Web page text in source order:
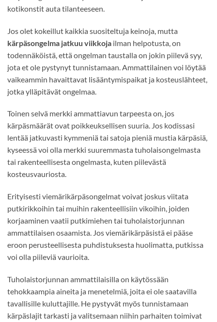
kotikonstit auta tilanteeseen.
Jos olet kokeillut kaikkia suositeltuja keinoja, mutta
kärpäsongelma jatkuu viikkoja ilman helpotusta, on
todennäköistä, että ongelman taustalla on jokin piilevä syy,
jota et ole pystynyt tunnistamaan. Ammattilainen voi löytää
vaikeammin havaittavat lisääntymispaikat ja kosteuslähteet,
jotka ylläpitävät ongelmaa.
Toinen selvä merkki ammattiavun tarpeesta on, jos
kärpäsmäärät ovat poikkeuksellisen suuria. Jos kodissasi
lentää jatkuvasti kymmeniä tai satoja pieniä mustia kärpäsiä,
kyseessä voi olla merkki suuremmasta tuholaisongelmasta
tai rakenteellisesta ongelmasta, kuten piilevästä
kosteusvauriosta.
Erityisesti viemärikärpäsongelmat voivat joskus viitata
putkirikkoihin tai muihin rakenteellisiin vikoihin, joiden
korjaaminen vaatii putkimiehen tai tuholaistorjunnan
ammattilaisen osaamista. Jos viemärikärpäsistä ei pääse
eroon perusteellisesta puhdistuksesta huolimatta, putkissa
voi olla piileviä vaurioita.
Tuholaistorjunnan ammattilaisilla on käytössään
tehokkaampia aineita ja menetelmiä, joita ei ole saatavilla
tavallisille kuluttajille. He pystyvät myös tunnistamaan
kärpäslajit tarkasti ja valitsemaan niihin parhaiten toimivat